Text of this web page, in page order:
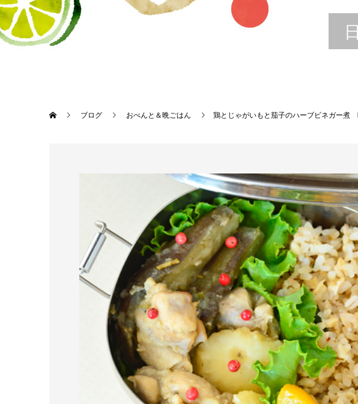
ブログ おべんと＆晩ごはん 鶏とじゃがいもと茄子のハーブビネガー